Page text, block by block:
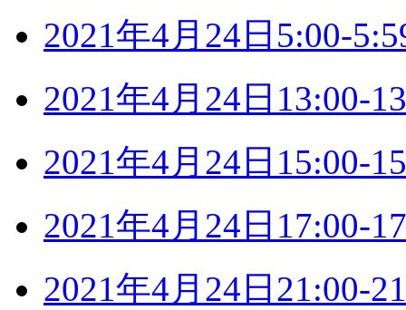
2021年4月24日5:00-
2021年4月24日13:00-
2021年4月24日15:00-
2021年4月24日17:00-
2021年4月24日21:00-